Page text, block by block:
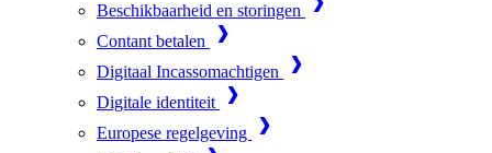
Beschikbaarheid en storingen
Contant betalen
Digitaal Incassomachtigen
Digitale identiteit
Europese regelgeving